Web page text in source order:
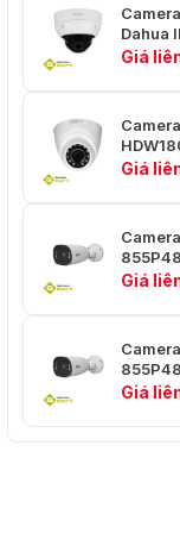
Dahua
Giá
Giá
Giá
Giá